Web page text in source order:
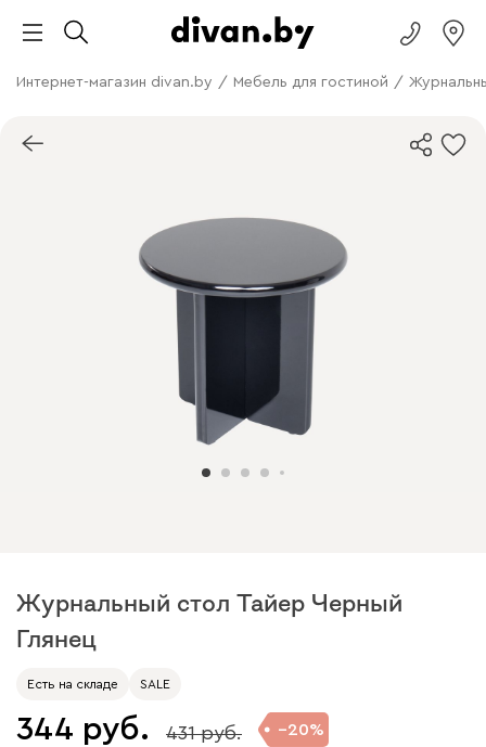
Интернет-магазин divan.by / Мебель для гостиной /
Журнальный стол Тайер Черный
Глянец
Есть на складе SALE
344 431 20